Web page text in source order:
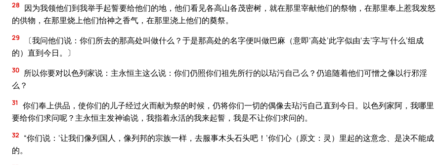
28
因为我领他们到我举手起誓要给他们的地，他们看见各高山各茂密树，就在那里宰献他们的祭物，在那里奉上惹我发怒
的供物，在那里烧上他们怡神之香气，在那里浇上他们的奠祭。
29
〔我问他们说：你们所去的那高处叫做什么？于是那高处的名字便叫做巴麻（意即‘高处’此字似由‘去’字与‘什么’组成
的）直到今日。〕
30 所以你要对以色列家说：主永恒主这么说：你们仍照你们祖先所行的以玷污自己么？仍追随着他们可憎之像以行邪淫
么？
31
你们奉上供品，使你们的儿子经过火而献为祭的时候，仍将你们一切的偶像去玷污自己直到今日。以色列家阿，我哪里
要给你们求问呢？主永恒主发神谕说，我指着永活的我来起誓，我是不让你们求问的。
32
“你们说：‘让我们像列国人，像列邦的宗族一样，去服事木头石头吧！’你们心（原文：灵）里起的这意念、是决不能成
的。